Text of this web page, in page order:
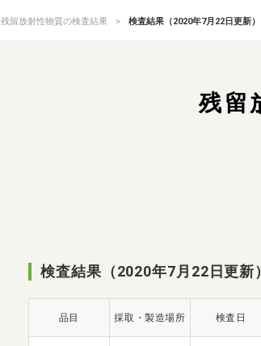
残留放射性物質の検査結果 検査結果（2020年7月22日更新）
残留
検査結果（2020年7月22日更新）
品目 採取・製造場所 検査日